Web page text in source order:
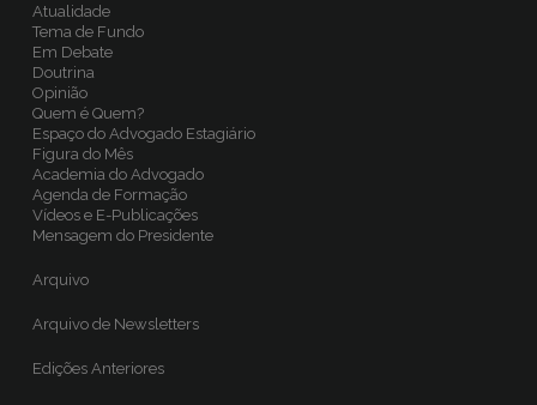
Atualidade
Tema de Fundo
Em Debate
Doutrina
Opinião
Quem é Quem?
Espaço do Advogado Estagiário
Figura do Mês
Academia do Advogado
Agenda de Formação
Vídeos e E-Publicações
Mensagem do Presidente
Arquivo
Arquivo de Newsletters
Edições Anteriores